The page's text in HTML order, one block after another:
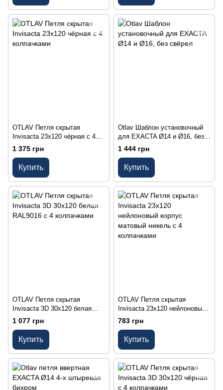
OTLAV Петля скрытая
Invisacta 23х120 чёрная с 4
колпачками
1 375 грн
Купить
Otlav Шаблон установочный
для EXACTA Ø14 и Ø16, без
свёрел
1 444 грн
Купить
OTLAV Петля скрытая
Invisacta 3D 30х120 белая
RAL9016 с 4 колпачками
1 077 грн
Купить
OTLAV Петля скрытая
Invisacta 23х120 нейлоновый
корпус матовый никель с 4
колпачками
783 грн
Купить